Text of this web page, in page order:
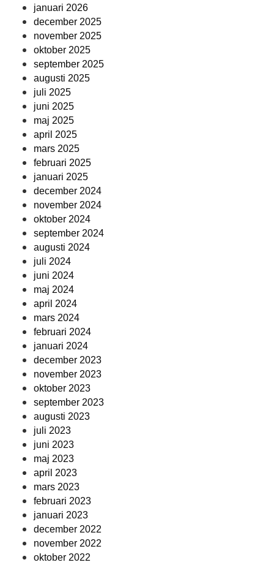
januari 2026
december 2025
november 2025
oktober 2025
september 2025
augusti 2025
juli 2025
juni 2025
maj 2025
april 2025
mars 2025
februari 2025
januari 2025
december 2024
november 2024
oktober 2024
september 2024
augusti 2024
juli 2024
juni 2024
maj 2024
april 2024
mars 2024
februari 2024
januari 2024
december 2023
november 2023
oktober 2023
september 2023
augusti 2023
juli 2023
juni 2023
maj 2023
april 2023
mars 2023
februari 2023
januari 2023
december 2022
november 2022
oktober 2022